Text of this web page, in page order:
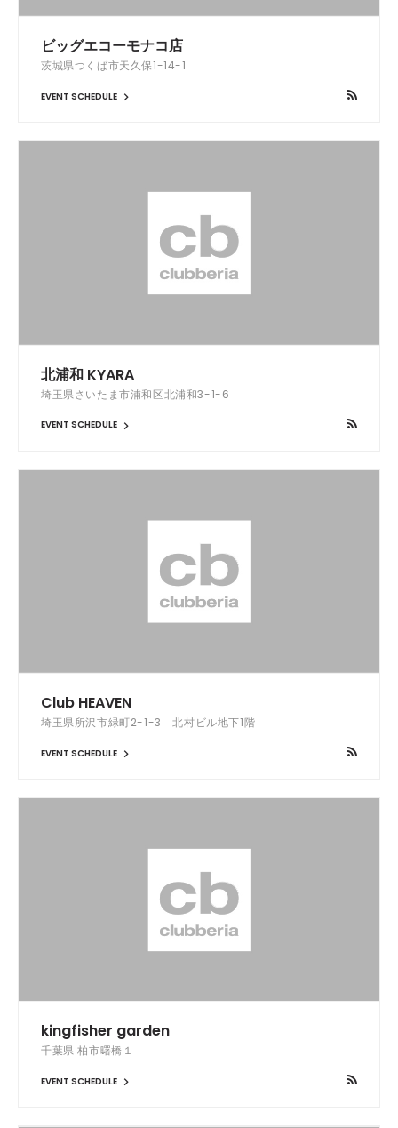
ビッグエコーモナコ店
茨城県つくば市天久保1-14-1
EVENT SCHEDULE
北浦和 KYARA
埼玉県さいたま市浦和区北浦和3-1-6
EVENT SCHEDULE
Club HEAVEN
埼玉県所沢市緑町2-1-3 北村ビル地下1階
EVENT SCHEDULE
kingfisher garden
千葉県 柏市曙橋１
EVENT SCHEDULE